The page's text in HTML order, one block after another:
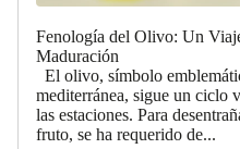
Fenología del Olivo: Un
Maduración
El olivo, símbolo
mediterránea, sigue un ciclo
las estaciones. Para
fruto, se ha requerido de...